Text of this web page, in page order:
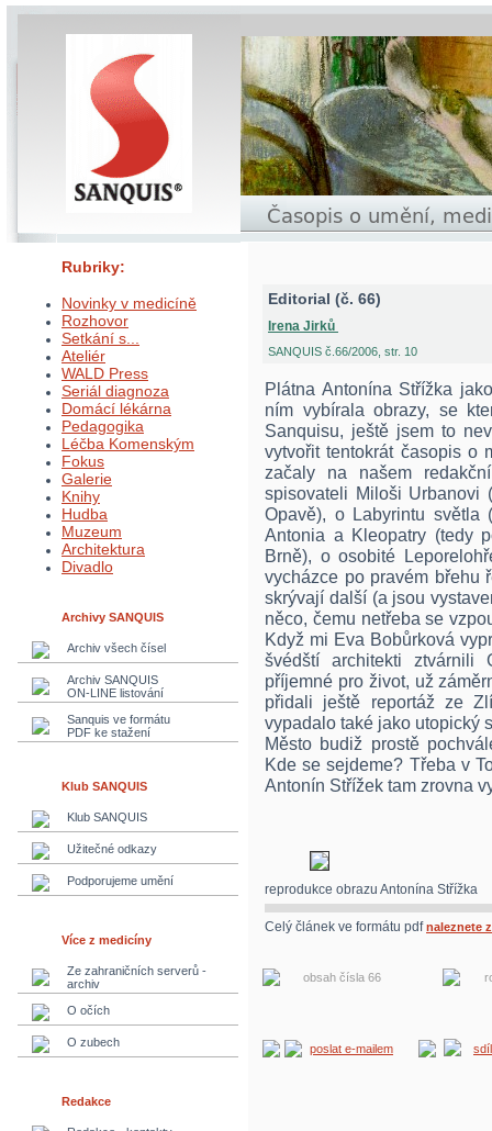
Rubriky:
Novinky v medicíně
Rozhovor
Setkání s...
Ateliér
WALD Press
Seriál diagnoza
Domácí lékárna
Pedagogika
Léčba Komenským
Fokus
Galerie
Knihy
Hudba
Muzeum
Architektura
Divadlo
Archivy SANQUIS
Archiv všech čísel
Archiv SANQUIS
ON-LINE listování
Sanquis ve formátu
PDF ke stažení
Klub SANQUIS
Klub SANQUIS
Užitečné odkazy
Podporujeme umění
Více z medicíny
Ze zahraničních serverů -
archiv
O očích
O zubech
Redakce
Editorial (č. 66)
Irena Jirků
SANQUIS č.66/2006, str. 10
Plátna Antonína Střížka
ním vybírala obrazy, se
Sanquisu, ještě jsem to
vytvořit tentokrát časopis o
začaly na našem
spisovateli Miloši Urbanovi
Opavě), o Labyrintu
Antonia a Kleopatry (tedy
Brně), o osobité
vycházce po pravém břehu
skrývají další (a jsou
něco, čemu netřeba se
Když mi Eva Bobůrková
švédští architekti ztvárnili
příjemné pro život, už
přidali ještě reportáž ze
vypadalo také jako utopický
Město budiž prostě
Kde se sejdeme? Třeba v
Antonín Střížek tam zrovna
reprodukce obrazu Antonína Střížka
Celý článek ve formátu pdfnaleznete
obsah čísla 66
poslat e-mailem